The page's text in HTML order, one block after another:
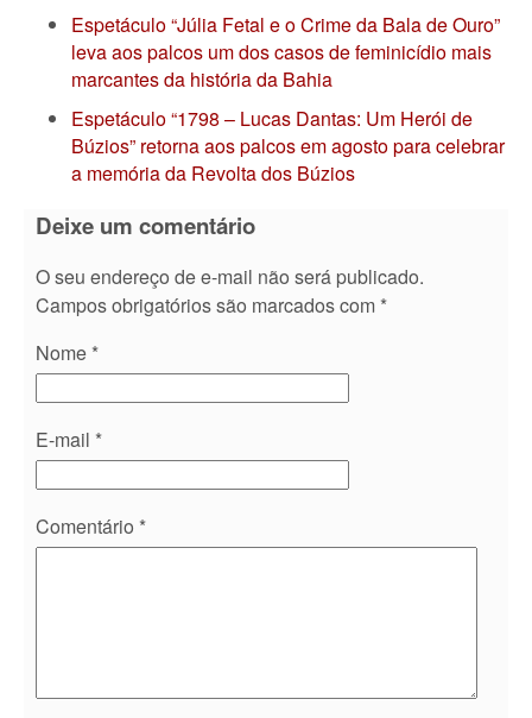
Espetáculo “Júlia Fetal e o Crime da Bala de Ouro”
leva aos palcos um dos casos de feminicídio mais
marcantes da história da Bahia
Espetáculo “1798 – Lucas Dantas: Um Herói de
Búzios” retorna aos palcos em agosto para celebrar
a memória da Revolta dos Búzios
Deixe um comentário
O seu endereço de e-mail não será publicado.
Campos obrigatórios são marcados com *
Nome *
E-mail *
Comentário *